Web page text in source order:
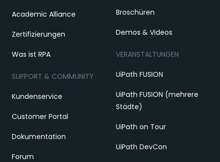
Academic Alliance
Zertifizierungen
Was ist RPA
SUPPORT & COMMUNITY
Kundenservice
Customer Portal
Dokumentation
Forum
Broschüren
Demos & Videos
VERANSTALTUNGEN
UiPath FUSION
UiPath FUSION (mehrere
Städte)
UiPath on Tour
UiPath DevCon